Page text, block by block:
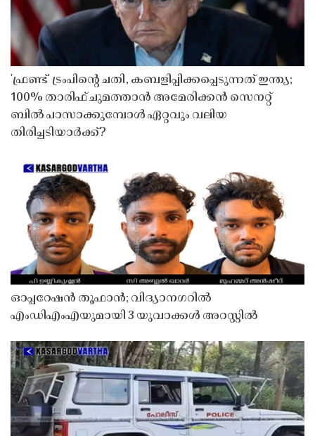
'ഫ്രണ്ട്' ട്രംപിന്റെ ചതി, കബളിപ്പിക്കപ്പെടുന്നത് ഇന്ത്യ;
100% താരിഫ് ചുമത്താൻ അമേരിക്കൻ സെനറ്റ്
ബിൽ പാസാക്കുമ്പോൾ ഏറ്റവും വലിയ
തിരിച്ചടിയാർക്ക്?
ഓപ്പറേഷൻ തൂഫാൻ; വിദ്യാനഗറിൽ
എംഡിഎംഎയുമായി 3 യുവാക്കൾ അറസ്റ്റിൽ